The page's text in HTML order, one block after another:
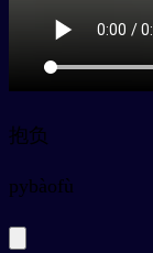
抱负
pybàofù